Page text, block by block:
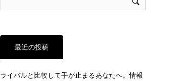
最近の投稿
ライバルと比較して手が止まるあなたへ。情報